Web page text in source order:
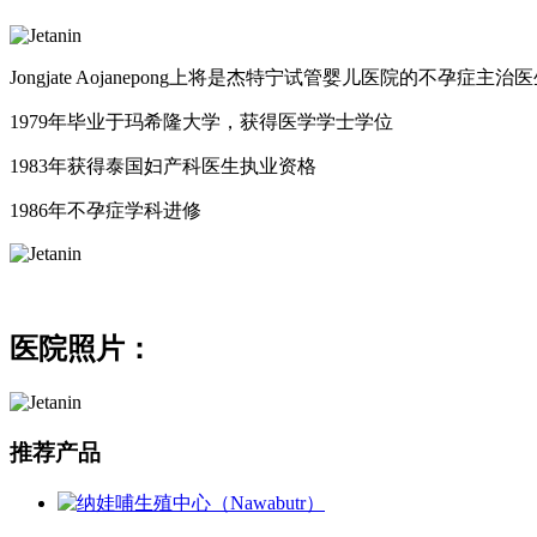
Jongjate Aojanepong上将是杰特宁试管婴儿医院的不孕症主治
1979年毕业于玛希隆大学，获得医学学士学位
1983年获得泰国妇产科医生执业资格
1986年不孕症学科进修
医院照片：
推荐产品